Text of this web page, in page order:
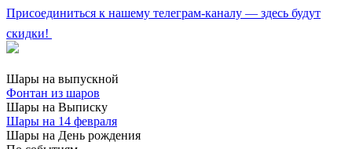
Присоединиться к нашему телеграм-каналу — здесь будут
скидки!
Шары на выпускной
Фонтан из шаров
Шары на Выписку
Шары на 14 февраля
Шары на День рождения